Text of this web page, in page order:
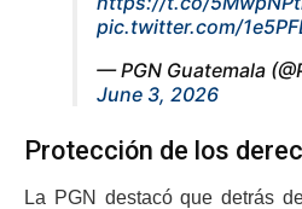
pic.twitter.com/
— PGN Guatemala
June 3, 2026
Protección de los
La PGN destacó que detrás